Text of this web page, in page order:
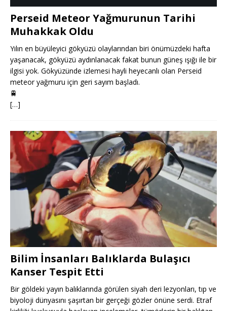
Perseid Meteor Yağmurunun Tarihi
Muhakkak Oldu
Yılın en büyüleyici gökyüzü olaylarından biri önümüzdeki hafta
yaşanacak, gökyüzü aydınlanacak fakat bunun güneş ışığı ile bir
ilgisi yok. Gökyüzünde izlemesi hayli heyecanlı olan Perseid
meteor yağmuru için geri sayım başladı.
🚆
[…]
Bilim İnsanları Balıklarda Bulaşıcı
Kanser Tespit Etti
Bir göldeki yayın balıklarında görülen siyah deri lezyonları, tıp ve
biyoloji dünyasını şaşırtan bir gerçeği gözler önüne serdi. Etraf